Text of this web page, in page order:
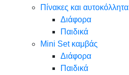
Πίνακες και αυτοκόλλητα
Διάφορα
Παιδικά
Mini Set καμβάς
Διάφορα
Παιδικά